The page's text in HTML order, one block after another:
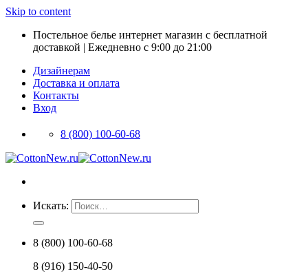
Skip to content
Постельное белье интернет магазин с бесплатной
доставкой | Ежедневно с 9:00 до 21:00
Дизайнерам
Доставка и оплата
Контакты
Вход
8 (800) 100-60-68
Искать:
8 (800) 100-60-68
8 (916) 150-40-50